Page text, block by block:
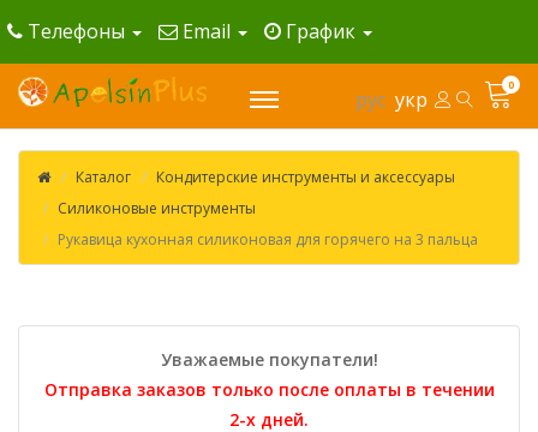
Телефоны Email График
рус укр
0
Каталог
Кондитерские инструменты и аксессуары
Силиконовые инструменты
Рукавица кухонная силиконовая для горячего на 3 пальца
Уважаемые покупатели!
Отправка заказов только после оплаты в течении
2-х дней.